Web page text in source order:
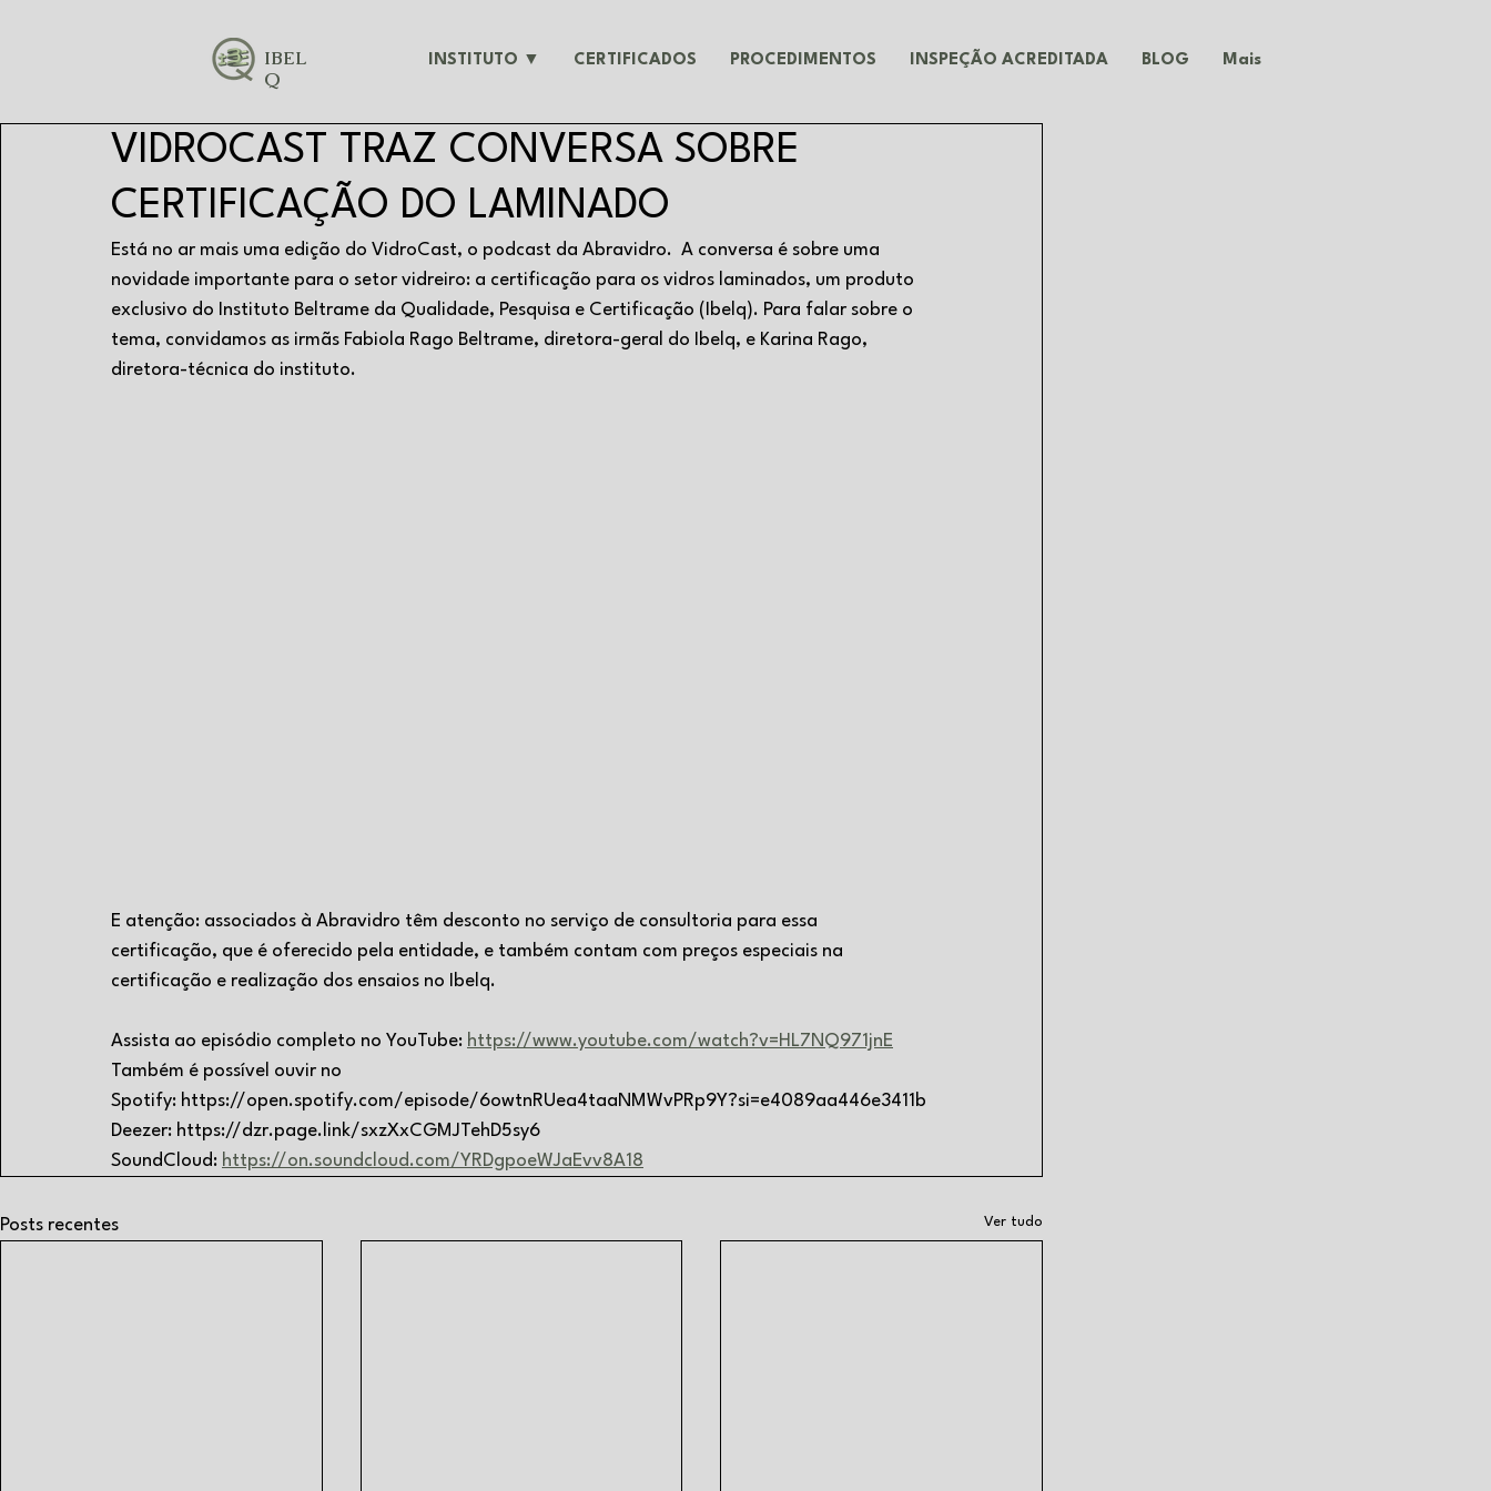
IBEL
Q
INSTITUTO ▼ CERTIFICADOS PROCEDIMENTOS INSPEÇÃO ACREDITADA BLOG Mais
VIDROCAST TRAZ CONVERSA SOBRE
CERTIFICAÇÃO DO LAMINADO
Está no ar mais uma edição do VidroCast, o podcast da Abravidro.  A conversa é sobre uma
novidade importante para o setor vidreiro: a certificação para os vidros laminados, um produto
exclusivo do Instituto Beltrame da Qualidade, Pesquisa e Certificação (Ibelq). Para falar sobre o
tema, convidamos as irmãs Fabiola Rago Beltrame, diretora-geral do Ibelq, e Karina Rago,
diretora-técnica do instituto.
E atenção: associados à Abravidro têm desconto no serviço de consultoria para essa
certificação, que é oferecido pela entidade, e também contam com preços especiais na
certificação e realização dos ensaios no Ibelq.
Assista ao episódio completo no YouTube: https://www.youtube.com/watch?v=HL7NQ971jnE
Também é possível ouvir no
Spotify: https://open.spotify.com/episode/6owtnRUea4taaNMWvPRp9Y?si=e4089aa446e3411b
Deezer: https://dzr.page.link/sxzXxCGMJTehD5sy6
SoundCloud: https://on.soundcloud.com/YRDgpoeWJaEvv8A18
Posts recentes Ver tudo